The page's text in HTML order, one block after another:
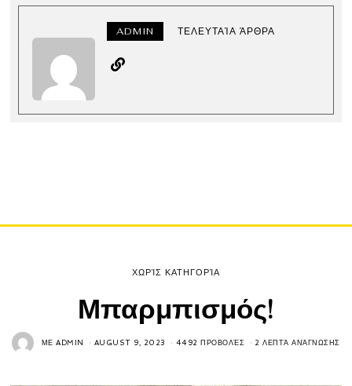
ADMIN ΤΕΛΕΥΤΑΊΑ ΆΡΘΡΑ
ΧΩΡΊΣ ΚΑΤΗΓΟΡΊΑ
Μπαρμπισμός!
ΜΕADMIN AUGUST 9, 2023 4492 ΠΡΟΒΟΛΈΣ 2 ΛΕΠΤΆ ΑΝΆΓΝΩΣΗΣ